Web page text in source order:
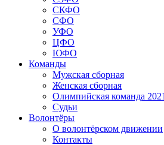
СКФО
СФО
УФО
ЦФО
ЮФО
Команды
Мужская сборная
Женская сборная
Олимпийская команда 2021
Судьи
Волонтёры
О волонтёрском движении
Контакты